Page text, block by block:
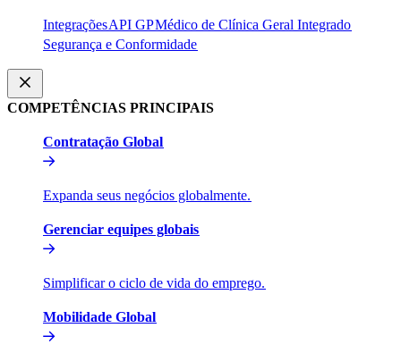
Integrações​​API GP​​Médico de Clínica Geral Integrado​​
Segurança e Conformidade​​
COMPETÊNCIAS PRINCIPAIS​​
Contratação Global​​
Expanda seus negócios globalmente.​​
Gerenciar equipes globais​​
Simplificar o ciclo de vida do emprego.​​
Mobilidade Global​​